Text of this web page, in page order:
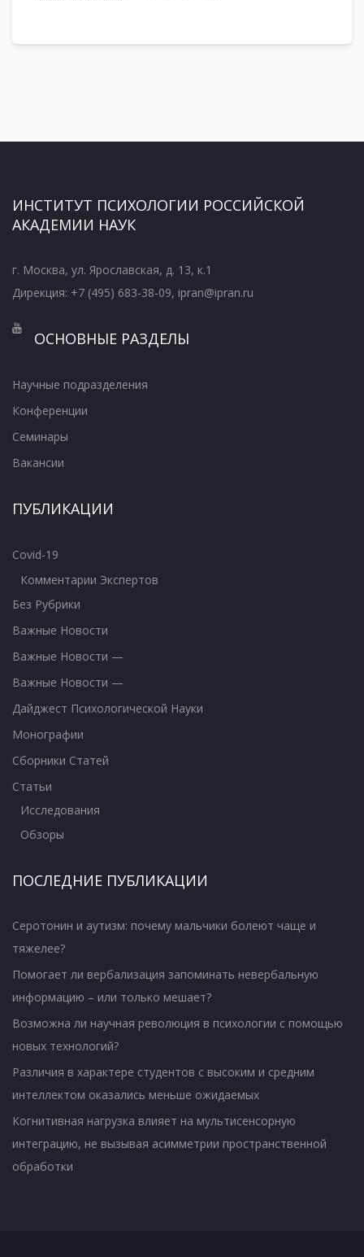
ИНСТИТУТ ПСИХОЛОГИИ РОССИЙСКОЙ
АКАДЕМИИ НАУК
г. Москва, ул. Ярославская, д. 13, к.1
Дирекция: +7 (495) 683-38-09, ipran@ipran.ru
ОСНОВНЫЕ РАЗДЕЛЫ
Научные подразделения
Конференции
Семинары
Вакансии
ПУБЛИКАЦИИ
Covid-19
Комментарии Экспертов
Без Рубрики
Важные Новости
Важные Новости —
Важные Новости —
Дайджест Психологической Науки
Монографии
Сборники Статей
Статьи
Исследования
Обзоры
ПОСЛЕДНИЕ ПУБЛИКАЦИИ
Серотонин и аутизм: почему мальчики болеют чаще и
тяжелее?
Помогает ли вербализация запоминать невербальную
информацию – или только мешает?
Возможна ли научная революция в психологии с помощью
новых технологий?
Различия в характере студентов с высоким и средним
интеллектом оказались меньше ожидаемых
Когнитивная нагрузка влияет на мультисенсорную
интеграцию, не вызывая асимметрии пространственной
обработки